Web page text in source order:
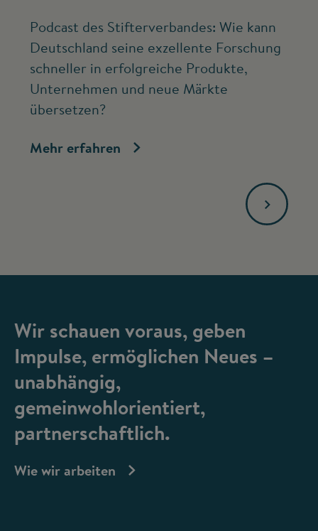
Podcast des Stifterverbandes: Wie kann
Deutschland seine exzellente Forschung
schneller in erfolgreiche Produkte,
Unternehmen und neue Märkte
übersetzen?
Mehr erfahren
Wir schauen voraus, geben
Impulse, ermöglichen Neues –
unabhängig,
gemeinwohlorientiert,
partnerschaftlich.
Wie wir arbeiten